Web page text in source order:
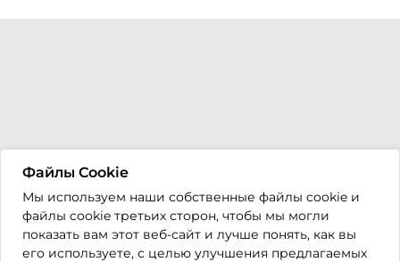
Файлы Cookie
Мы используем наши собственные файлы cookie и
файлы cookie третьих сторон, чтобы мы могли
показать вам этот веб-сайт и лучше понять, как вы
его используете, с целью улучшения предлагаемых